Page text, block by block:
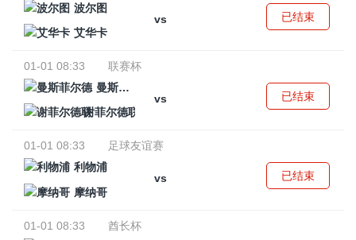
波尔图
vs
艾华卡
已结束
01-01 08:33
联赛杯
曼斯菲尔德
vs
谢菲尔德联
已结束
01-01 08:33
足球友谊赛
利物浦
vs
摩纳哥
已结束
01-01 08:33
酋长杯